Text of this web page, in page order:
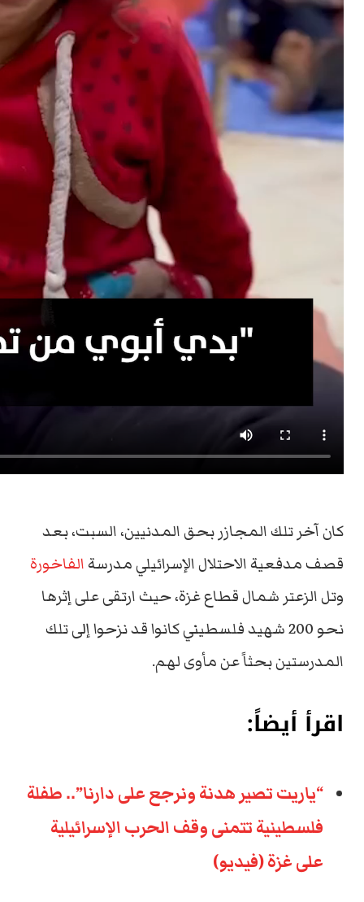
كان آخر تلك المجازر بحق المدنيين، السبت، بعد
قصف مدفعية الاحتلال الإسرائيلي مدرسةالفاخورة
وتل الزعتر شمال قطاع غزة، حيث ارتقى على إثرها
نحو 200 شهيد فلسطيني كانوا قد نزحوا إلى تلك
المدرستين بحثاً عن مأوى لهم.
اقرأ أيضاً:
“ياريت تصير هدنة ونرجع على دارنا”.. طفلة
فلسطينية تتمنى وقف الحرب الإسرائيلية
على غزة (فيديو)